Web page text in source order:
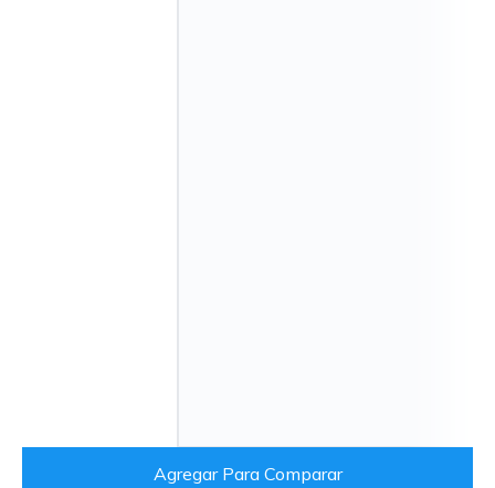
Agregar Para Comparar